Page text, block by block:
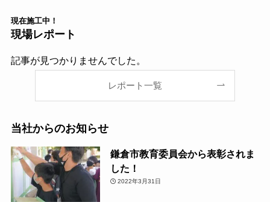
現在施工中！
現場レポート
記事が見つかりませんでした。
レポート一覧
当社からのお知らせ
鎌倉市教育委員会から表彰されま
した！
2022年3月31日